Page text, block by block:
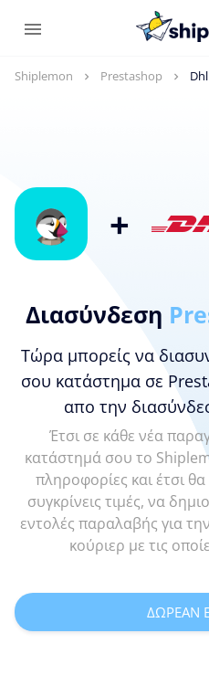
Shiplemon Prestashop Dhl
+
Διασύνδεση
Τώρα μπορείς να
σου κατάστημα σε
απο την
Έτσι σε κάθε νέα
κατάστημά σου το
πληροφορίες και έτσι
συγκρίνεις τιμές, να
εντολές παραλαβής για
κούριερ με τις
ΔΩΡΕΑΝ